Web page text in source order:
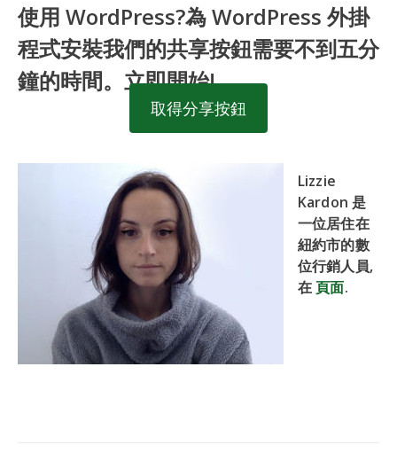
使用 WordPress?為 WordPress 外掛
程式安裝我們的共享按鈕需要不到五分
鐘的時間。立即開始!
取得分享按鈕
Lizzie
Kardon 是
一位居住在
紐約市的數
位行銷人員,
在頁面.